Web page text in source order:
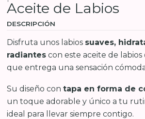
Aceite de Labios
DESCRIPCIÓN
Disfruta unos labios suaves,
radiantescon este aceite de
que entrega una sensación
Su diseño con tapa en forma de
un toque adorable y único a tu
ideal para llevar siempre contigo.